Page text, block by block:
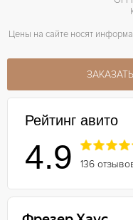
Цены на сайте носят
Рейтинг авито
4.9 136